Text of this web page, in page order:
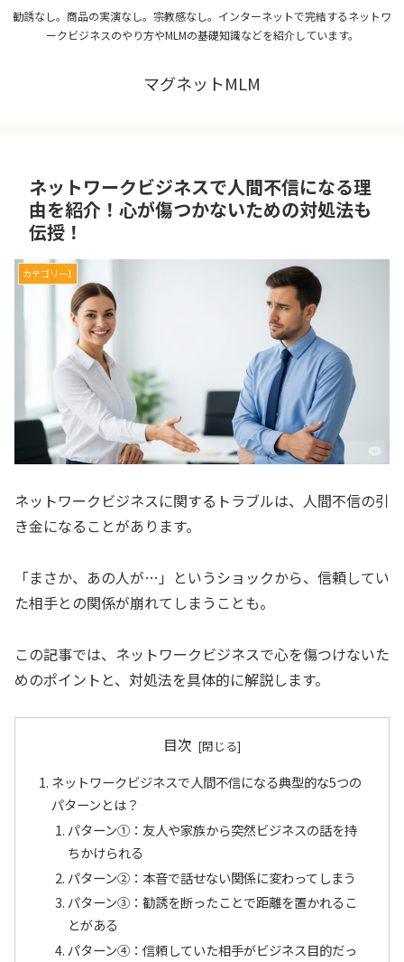
勧誘なし。商品の実演なし。宗教感なし。インターネットで完結するネットワ
ークビジネスのやり方やMLMの基礎知識などを紹介しています。
マグネットMLM
ネットワークビジネスで人間不信になる理
由を紹介！心が傷つかないための対処法も
伝授！
カテゴリー1
ネットワークビジネスに関するトラブルは、人間不信の引
き金になることがあります。
「まさか、あの人が…」というショックから、信頼してい
た相手との関係が崩れてしまうことも。
この記事では、ネットワークビジネスで心を傷つけないた
めのポイントと、対処法を具体的に解説します。
目次
ネットワークビジネスで人間不信になる典型的な5つの
パターンとは？
パターン①：友人や家族から突然ビジネスの話を持
ちかけられる
パターン②：本音で話せない関係に変わってしまう
パターン③：勧誘を断ったことで距離を置かれるこ
とがある
パターン④：信頼していた相手がビジネス目的だっ